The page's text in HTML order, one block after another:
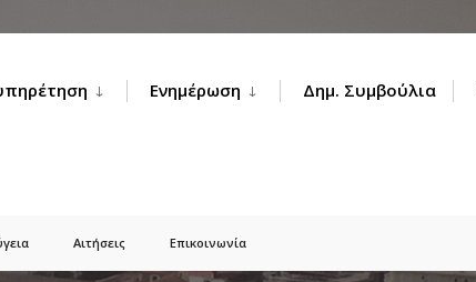
Ενημέρωση Δημ. Συμβούλια
Αιτήσεις Επικοινωνία